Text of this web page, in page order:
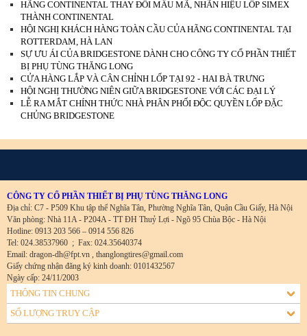
HÃNG CONTINENTAL THAY ĐỔI MẪU MÃ, NHÃN HIỆU LỐP SIMEX
THÀNH CONTINENTAL
HỘI NGHỊ KHÁCH HÀNG TOÀN CẦU CỦA HÃNG CONTINENTAL TẠI
ROTTERDAM, HÀ LAN
SỰ ƯU ÁI CỦA BRIDGESTONE DÀNH CHO CÔNG TY CỔ PHẦN THIẾT
BỊ PHỤ TÙNG THĂNG LONG
CỬA HÀNG LẮP VÀ CÂN CHỈNH LỐP TẠI 92 - HAI BÀ TRƯNG
HỘI NGHỊ THƯỜNG NIÊN GIỮA BRIDGESTONE VỚI CÁC ĐẠI LÝ
LỄ RA MẮT CHÍNH THỨC NHÀ PHÂN PHỐI ĐỘC QUYỀN LỐP ĐẶC
CHỦNG BRIDGESTONE
CÔNG TY CỔ PHẦN THIẾT BỊ PHỤ TÙNG THĂNG LONG
Địa chỉ: C7 - P509 Khu tập thể Nghĩa Tân, Phường Nghĩa Tân, Quận Cầu Giấy, Hà Nội
Văn phòng: Nhà 11A - P204A - TT ĐH Thuỷ Lợi - Ngõ 95 Chùa Bộc - Hà Nội
Hotline: 0913 203 566 – 0914 556 826
Tel: 024.38537960 ; Fax: 024.35640374
Email: dragon-dh@fpt.vn , thanglongtires@gmail.com
Giấy chứng nhận đăng ký kinh doanh: 0101432567
Ngày cấp: 24/11/2003
THÔNG TIN CHUNG
SỐ LƯỢNG TRUY CẬP